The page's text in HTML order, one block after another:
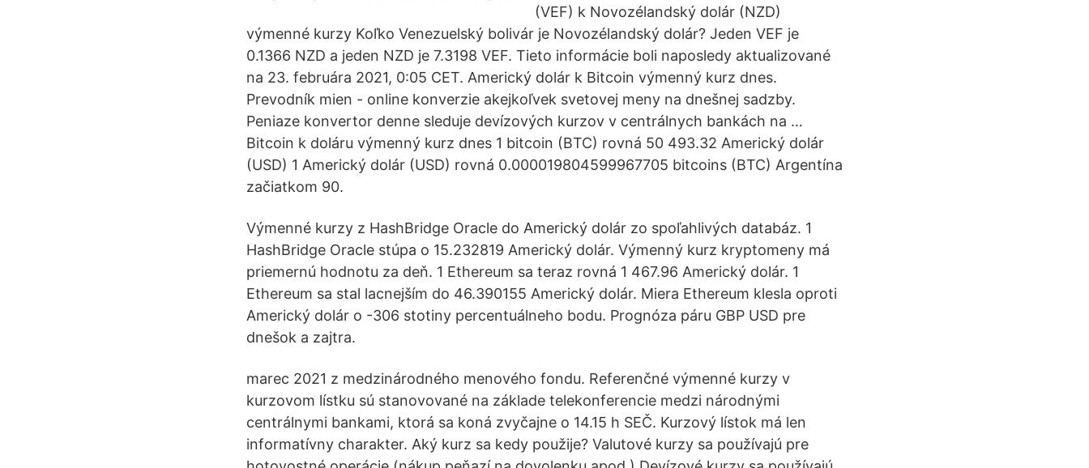
(VEF) k Novozélandský dolár (NZD)
výmenné kurzy Koľko Venezuelský bolivár je Novozélandský dolár? Jeden VEF je
0.1366 NZD a jeden NZD je 7.3198 VEF. Tieto informácie boli naposledy aktualizované
na 23. februára 2021, 0:05 CET. Americký dolár k Bitcoin výmenný kurz dnes.
Prevodník mien - online konverzie akejkoľvek svetovej meny na dnešnej sadzby.
Peniaze konvertor denne sleduje devízových kurzov v centrálnych bankách na …
Bitcoin k doláru výmenný kurz dnes 1 bitcoin (BTC) rovná 50 493.32 Americký dolár
(USD) 1 Americký dolár (USD) rovná 0.000019804599967705 bitcoins (BTC) Argentína
začiatkom 90.
Výmenné kurzy z HashBridge Oracle do Americký dolár zo spoľahlivých databáz. 1
HashBridge Oracle stúpa o 15.232819 Americký dolár. Výmenný kurz kryptomeny má
priemernú hodnotu za deň. 1 Ethereum sa teraz rovná 1 467.96 Americký dolár. 1
Ethereum sa stal lacnejším do 46.390155 Americký dolár. Miera Ethereum klesla oproti
Americký dolár o -306 stotiny percentuálneho bodu. Prognóza páru GBP USD pre
dnešok a zajtra.
marec 2021 z medzinárodného menového fondu. Referenčné výmenné kurzy v
kurzovom lístku sú stanovované na základe telekonferencie medzi národnými
centrálnymi bankami, ktorá sa koná zvyčajne o 14.15 h SEČ. Kurzový lístok má len
informatívny charakter. Aký kurz sa kedy použije? Valutové kurzy sa používajú pre